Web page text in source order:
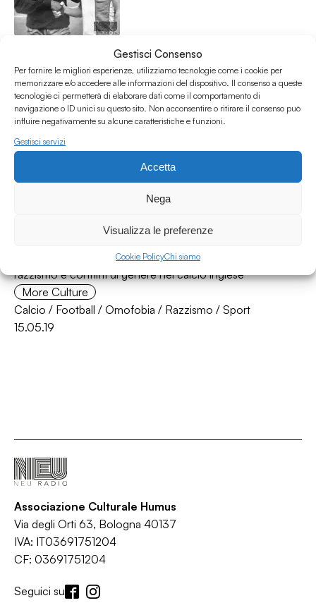
Gestisci Consenso
Per fornire le migliori esperienze, utilizziamo tecnologie come i cookie per
memorizzare e/o accedere alle informazioni del dispositivo. Il consenso a queste
tecnologie ci permetterà di elaborare dati come il comportamento di
navigazione o ID unici su questo sito. Non acconsentire o ritirare il consenso può
influire negativamente su alcune caratteristiche e funzioni.
Gestisci servizi
Accetta
Nega
Visualizza le preferenze
Cookie PolicyChi siamo
razzismo e conflitti di genere nel calcio inglese
L'Ultimo Uomo
Calcio/Football/Omofobia/Razzismo/Sport
15.05.19
Il pezzo del mese de L'Ultimo Uomo #9 - Omofobia,
razzismo e conflitti di genere nel calcio inglese
More Culture
Calcio / Football / Omofobia / Razzismo / Sport
15.05.19
Associazione Culturale Humus
Via degli Orti 63, Bologna 40137
IVA: IT03691751204
CF: 03691751204
Seguici su